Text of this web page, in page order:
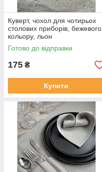
Куверт, чохол для чотирьох
столових приборів, бежевого
кольору, льон
Готово до відправки
175 ₴
Купити